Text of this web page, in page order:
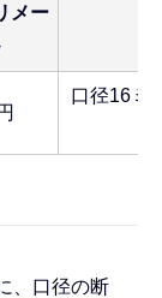
メー
口径16ミ
、口径の断